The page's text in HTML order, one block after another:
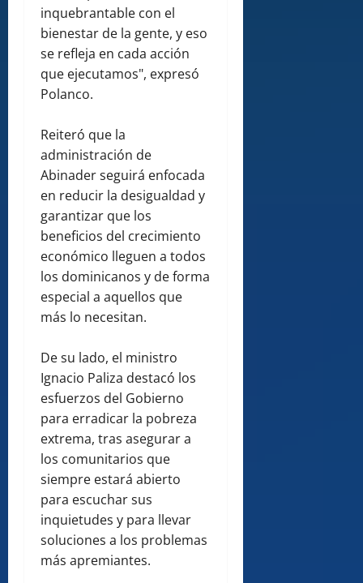
inquebrantable con el
bienestar de la gente, y eso
se refleja en cada acción
que ejecutamos", expresó
Polanco.
Reiteró que la
administración de
Abinader seguirá enfocada
en reducir la desigualdad y
garantizar que los
beneficios del crecimiento
económico lleguen a todos
los dominicanos y de forma
especial a aquellos que
más lo necesitan.
De su lado, el ministro
Ignacio Paliza destacó los
esfuerzos del Gobierno
para erradicar la pobreza
extrema, tras asegurar a
los comunitarios que
siempre estará abierto
para escuchar sus
inquietudes y para llevar
soluciones a los problemas
más apremiantes.